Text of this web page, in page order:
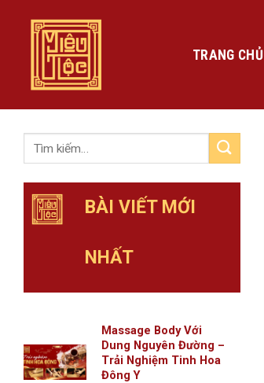
TRANG CHỦ
BÀI VIẾT MỚI
NHẤT
Massage Body Với
Dung Nguyên Đường –
Trải Nghiệm Tinh Hoa
Đông Y